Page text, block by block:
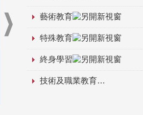
藝術教育
特殊教育
終身學習
技術及職業教育